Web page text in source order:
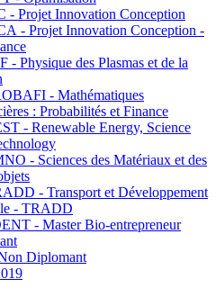
- Projet Innovation Conception
- Projet Innovation Conception -
- Physique des Plasmas et de la
- Mathématiques
: Probabilités et Finance
- Renewable Energy, Science
- Sciences des Matériaux et des
- Transport et Développement
- TRADD
- Master Bio-entrepreneur
Diplomant